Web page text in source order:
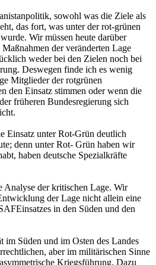
sowohl was die Ziele als
das fort, was unter der rot-grünen
Wir müssen heute darüber
der veränderten Lage
weder bei den Zielen noch bei
Deswegen finde ich es wenig
Mitglieder der rotgrünen
den Einsatz stimmen oder wenn die
früheren Bundesregierung sich
Einsatz unter Rot-Grün deutlich
denn unter Rot- Grün haben wir
haben deutsche Spezialkräfte
Analyse der kritischen Lage. Wir
der Lage nicht allein eine
in den Süden und den
im Süden und im Osten des Landes
aber im militärischen Sinne
Kriegsführung. Dazu